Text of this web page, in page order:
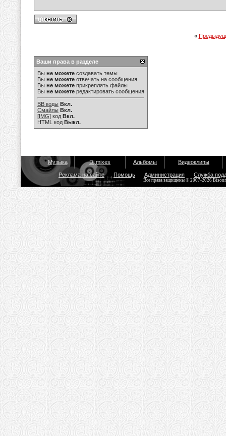
«
Ваши права в разделе
Вы не можете создавать темы
Вы не можете отвечать на сообщения
Вы не можете прикреплять файлы
Вы не можете редактировать сообщения
BB коды Вкл.
Смайлы Вкл.
[IMG] код Вкл.
HTML код Выкл.
Музыка Dj mixes Альбомы Видеоклипы
Реклама на сайте Помощь Администрация Служба
Все права защищены © 2007-2026